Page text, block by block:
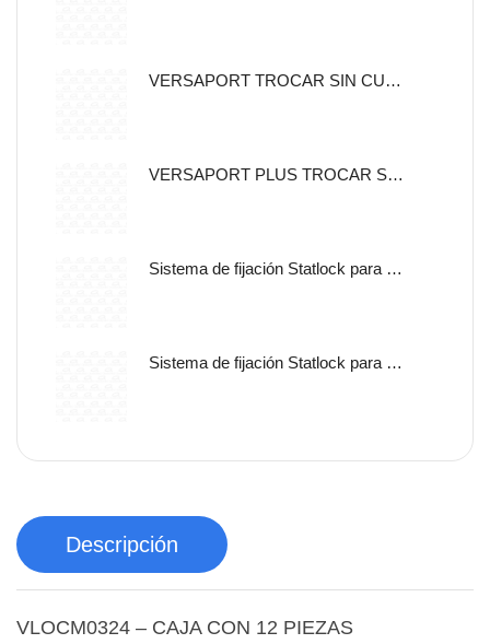
VERSAPORT TROCAR SIN CUCHILLA CON CANULA DE FIJACION 5MM
VERSAPORT PLUS TROCAR SIN CUCHILLA CON CANULA DE
Sistema de fijación Statlock para sonda nasogástrica y sondas de alimentación enteral, tamaño pediátrico, auto adherible.
Sistema de fijación Statlock para sonda nasogástrica y sondas de alimentación enteral, tamaño pediátrico, libre de latex.
Descripción
VLOCM0324 – CAJA CON 12 PIEZAS